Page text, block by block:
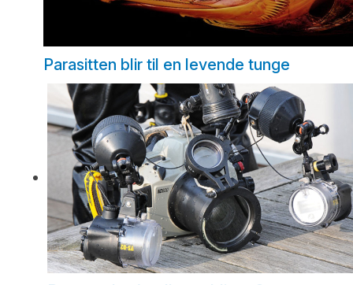
Parasitten blir til en levende tunge